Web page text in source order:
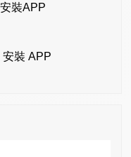
裝APP
安裝 APP